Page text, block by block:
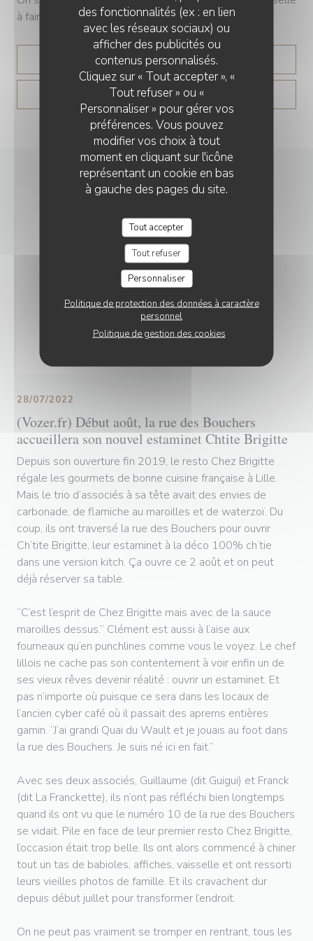
des fonctionnalités (ex : en lien
avec les réseaux sociaux) ou
afficher des publicités ou
contenus personnalisés.
Cliquez sur « Tout accepter », «
Tout refuser » ou «
Personnaliser » pour gérer vos
préférences. Vous pouvez
modifier vos choix à tout
moment en cliquant sur l'icône
représentant un cookie en bas
à gauche des pages du site.
Tout accepter
Tout refuser
Personnaliser
Politique de protection des données à caractère
personnel
Politique de gestion des cookies
à faire », lance le chef.
LIRE L'ARTICLE((OUVRE UNE NOUVELLE
VOIR L'ARTICLE((OUVRE UNE NOUVELLE
(Vozer.fr) Début août, la rue des Bouchers
accueillera son nouvel estaminet Chtite Brigitte
28/07/2022
Depuis son ouverture fin 2019, le resto Chez Brigitte
régale les gourmets de bonne cuisine française à Lille.
Mais le trio d’associés à sa tête avait des envies de
carbonade, de flamiche au maroilles et de waterzoï. Du
coup, ils ont traversé la rue des Bouchers pour ouvrir
Ch’tite Brigitte, leur estaminet à la déco 100% ch’tie
dans une version kitch. Ça ouvre ce 2 août et on peut
déjà réserver sa table.
“C’est l’esprit de Chez Brigitte mais avec de la sauce
maroilles dessus.” Clément est aussi à l’aise aux
fourneaux qu’en punchlines comme vous le voyez. Le chef
lillois ne cache pas son contentement à voir enfin un de
ses vieux rêves devenir réalité : ouvrir un estaminet. Et
pas n’importe où puisque ce sera dans les locaux de
l’ancien cyber café où il passait des aprems entières
gamin. “J’ai grandi Quai du Wault et je jouais au foot dans
la rue des Bouchers. Je suis né ici en fait.”
Avec ses deux associés, Guillaume (dit Guigui) et Franck
(dit La Franckette), ils n’ont pas réfléchi bien longtemps
quand ils ont vu que le numéro 10 de la rue des Bouchers
se vidait. Pile en face de leur premier resto Chez Brigitte,
l’occasion était trop belle. Ils ont alors commencé à chiner
tout un tas de babioles, affiches, vaisselle et ont ressorti
leurs vieilles photos de famille. Et ils cravachent dur
depuis début juillet pour transformer l’endroit.
On ne peut pas vraiment se tromper en rentrant, tous les